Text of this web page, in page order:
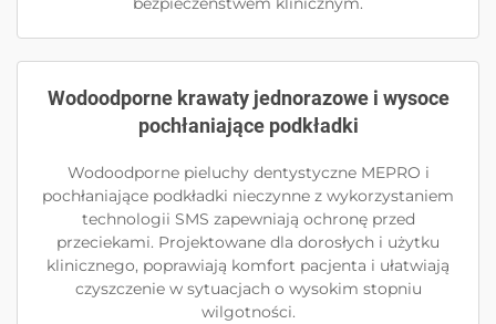
Wodoodporne krawaty jednorazowe i wysoce
pochłaniające podkładki
Wodoodporne pieluchy dentystyczne MEPRO i
pochłaniające podkładki nieczynne z wykorzystaniem
technologii SMS zapewniają ochronę przed
przeciekami. Projektowane dla dorosłych i użytku
klinicznego, poprawiają komfort pacjenta i ułatwiają
czyszczenie w sytuacjach o wysokim stopniu
wilgotności.